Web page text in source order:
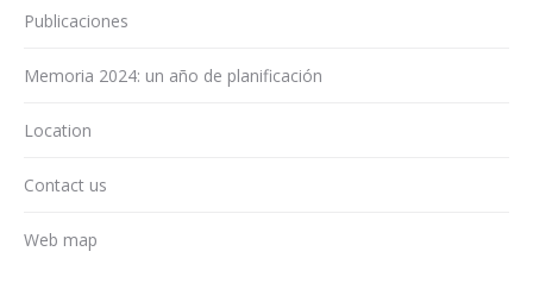
Publicaciones
Memoria 2024: un año de planificación
Location
Contact us
Web map